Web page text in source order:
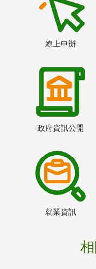
線上申辦
政府資訊公開
就業資訊